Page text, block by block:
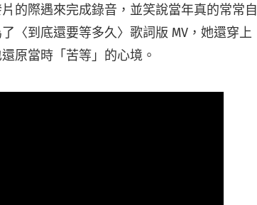
的際遇來完成錄音，並笑說當年真的常常自
〈到底還要等多久〉歌詞版 MV，她還穿上
原當時「苦等」的心境。